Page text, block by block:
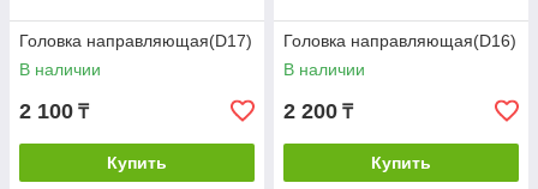
Головка направляющая(D17)
В наличии
2 100 ₸
Купить
Головка направляющая(D16)
В наличии
2 200 ₸
Купить